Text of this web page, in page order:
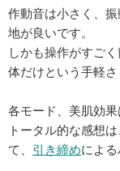
作動音は小さく、
地が良いです。
しかも操作がすご
体だけという手軽さ
各モード、美肌効
トータル的な感想
て、 引き締めによる